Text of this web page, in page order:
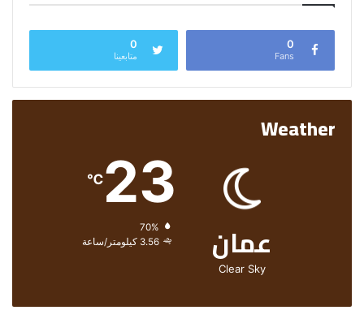
0
Fans
0
متابعينا
Weather
عمان
Clear Sky
23
℃
الرطوبة:
الرياح:3.56 كيلومتر/ساعة